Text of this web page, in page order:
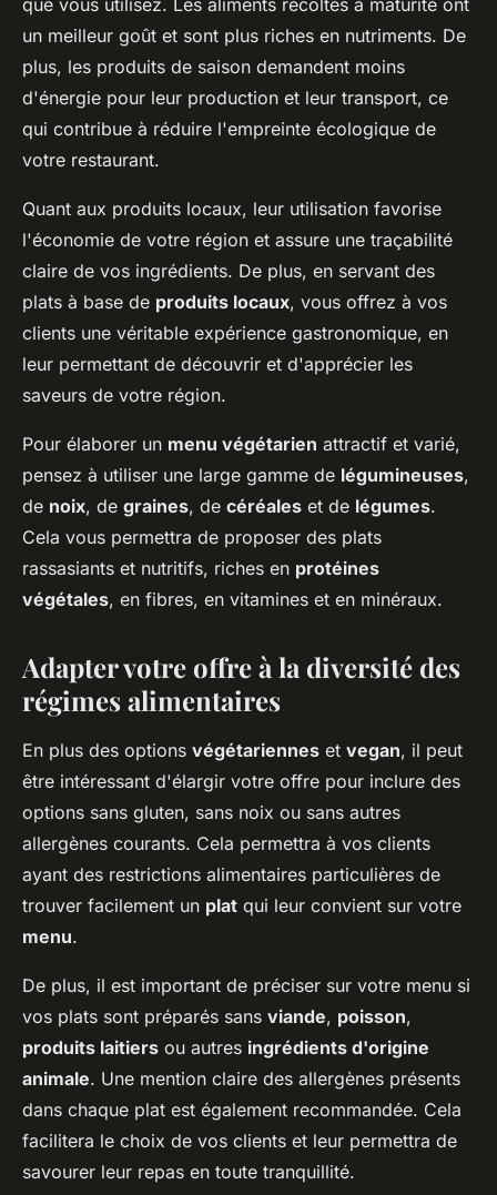
que vous utilisez. Les aliments récoltés à maturité ont
un meilleur goût et sont plus riches en nutriments. De
plus, les produits de saison demandent moins
d'énergie pour leur production et leur transport, ce
qui contribue à réduire l'empreinte écologique de
votre restaurant.
Quant aux produits locaux, leur utilisation favorise
l'économie de votre région et assure une traçabilité
claire de vos ingrédients. De plus, en servant des
plats à base de produits locaux, vous offrez à vos
clients une véritable expérience gastronomique, en
leur permettant de découvrir et d'apprécier les
saveurs de votre région.
Pour élaborer un menu végétarien attractif et varié,
pensez à utiliser une large gamme de légumineuses,
de noix, de graines, de céréales et de légumes.
Cela vous permettra de proposer des plats
rassasiants et nutritifs, riches en protéines
végétales, en fibres, en vitamines et en minéraux.
Adapter votre offre à la diversité des
régimes alimentaires
En plus des options végétariennes et vegan, il peut
être intéressant d'élargir votre offre pour inclure des
options sans gluten, sans noix ou sans autres
allergènes courants. Cela permettra à vos clients
ayant des restrictions alimentaires particulières de
trouver facilement un plat qui leur convient sur votre
menu.
De plus, il est important de préciser sur votre menu si
vos plats sont préparés sans viande, poisson,
produits laitiers ou autres ingrédients d'origine
animale. Une mention claire des allergènes présents
dans chaque plat est également recommandée. Cela
facilitera le choix de vos clients et leur permettra de
savourer leur repas en toute tranquillité.